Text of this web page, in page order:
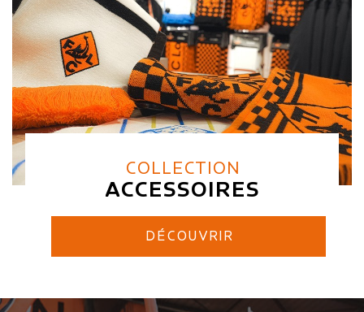
COLLECTION
ACCESSOIRES
DÉCOUVRIR